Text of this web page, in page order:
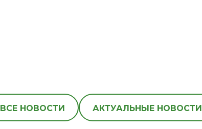
ВСЕ НОВОСТИ АКТУАЛЬНЫЕ НОВОСТИ